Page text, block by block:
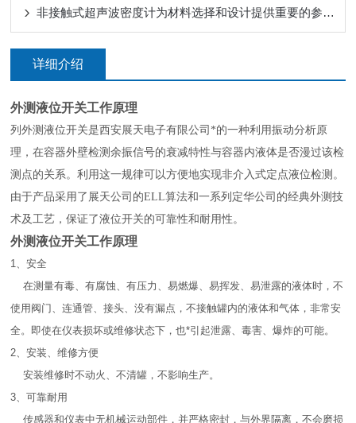
非接触式超声波密度计为材料选择和设计提供重要的参考数据
详细介绍
外测液位开关工作原理
列外测液位开关是西安展天电子有限公司*的一种利用振动分析原
理，在容器外壁检测余振信号的衰减特性与容器内液体是否漫过该检
测点的关系。利用这一规律可以方便地实现非介入式定点液位检测。
由于产品采用了展天公司的ELL算法和一系列定华公司的经典外测技
术及工艺，保证了液位开关的可靠性和耐用性。
外测液位开关工作原理
1、安全
在测量有毒、有腐蚀、有压力、易燃爆、易挥发、易泄露的液体时，不
使用阀门、连通管、接头、没有漏点，不接触罐内的液体和气体，非常安
全。即使在仪表损坏或维修状态下，也*引起泄露、毒害、爆炸的可能。
2、安装、维修方便
安装维修时不动火、不清罐，不影响生产。
3、可靠耐用
传感器和仪表中无机械运动部件，并严格密封，与外界隔离，不会磨损